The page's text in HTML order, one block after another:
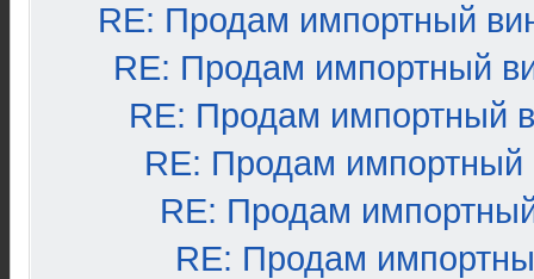
RE: Продам импортный
RE: Продам импортный
RE: Продам импортный
RE: Продам импортный
RE: Продам
RE: Продам